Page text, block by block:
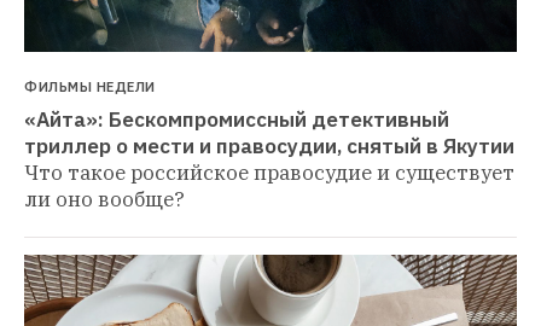
ФИЛЬМЫ НЕДЕЛИ
«Айта»: Бескомпромиссный детективный
триллер о мести и правосудии, снятый в Якутии
Что такое российское правосудие и существует
ли оно вообще?